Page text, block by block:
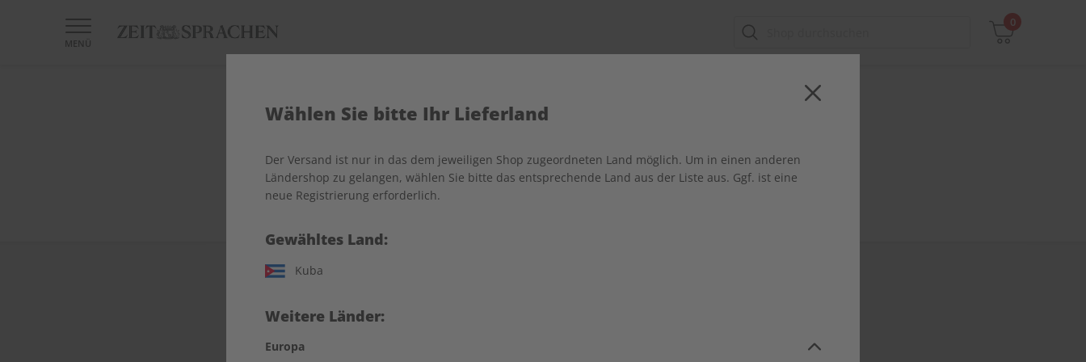
MENÜ
0
inkl. MwSt., ggf. zzgl. Versandkosten
Es befinden sich noch keine Artikel im Warenkorb.
Weiter einkaufen
Wählen Sie bitte Ihr Lieferland
Der Versand ist nur in das dem jeweiligen Shop zugeordneten Land möglich. Um in einen anderen
Ländershop zu gelangen, wählen Sie bitte das entsprechende Land aus der Liste aus. Ggf. ist eine
neue Registrierung erforderlich.
Gewähltes Land:
Kuba
Weitere Länder:
Europa